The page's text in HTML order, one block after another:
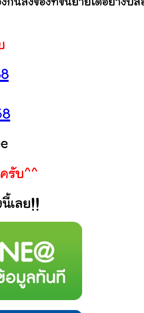
นสิ่งของที่ขนย้ายได้อย่างป
รับ^^
เลย!!